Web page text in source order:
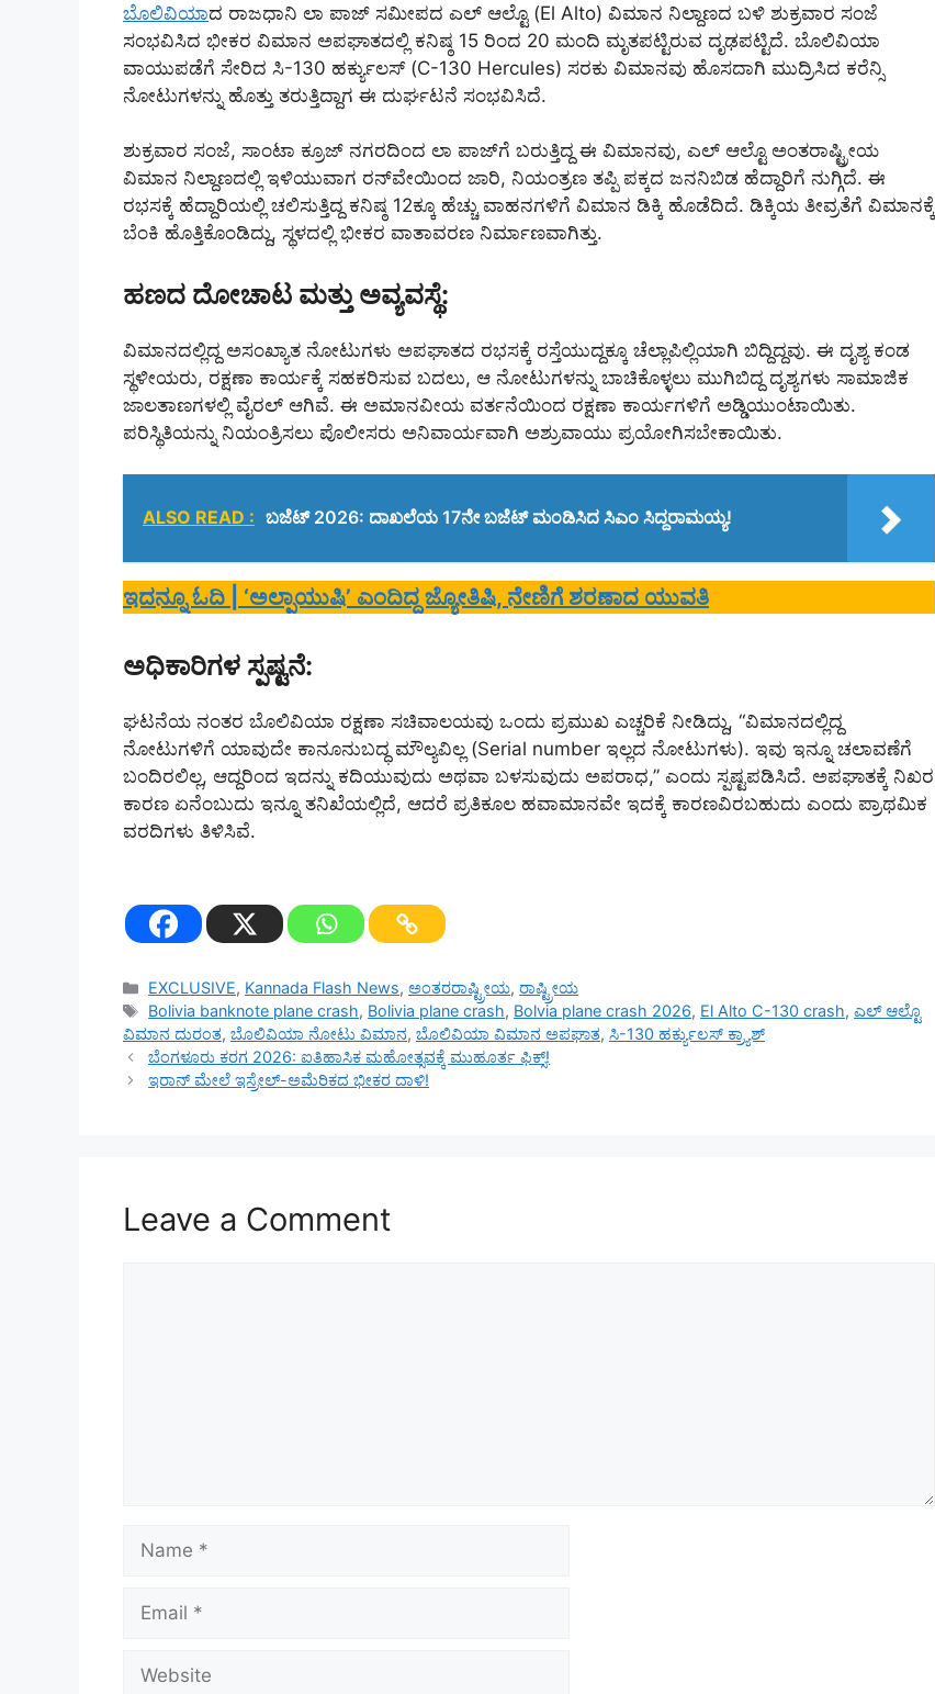
ಬೊಲಿವಿಯಾದ ರಾಜಧಾನಿ ಲಾ ಪಾಜ್ ಸಮೀಪದ ಎಲ್ ಆಲ್ಟೊ (El Alto) ವಿಮಾನ ನಿಲ್ದಾಣದ ಬಳಿ ಶುಕ್ರವಾರ ಸಂಜೆ
ಸಂಭವಿಸಿದ ಭೀಕರ ವಿಮಾನ ಅಪಘಾತದಲ್ಲಿ ಕನಿಷ್ಠ 15 ರಿಂದ 20 ಮಂದಿ ಮೃತಪಟ್ಟಿರುವ ದೃಢಪಟ್ಟಿದೆ. ಬೊಲಿವಿಯಾ
ವಾಯುಪಡೆಗೆ ಸೇರಿದ ಸಿ-130 ಹರ್ಕ್ಯುಲಸ್ (C-130 Hercules) ಸರಕು ವಿಮಾನವು ಹೊಸದಾಗಿ ಮುದ್ರಿಸಿದ ಕರೆನ್ಸಿ
ನೋಟುಗಳನ್ನು ಹೊತ್ತು ತರುತ್ತಿದ್ದಾಗ ಈ ದುರ್ಘಟನೆ ಸಂಭವಿಸಿದೆ.
ಶುಕ್ರವಾರ ಸಂಜೆ, ಸಾಂಟಾ ಕ್ರೂಜ್ ನಗರದಿಂದ ಲಾ ಪಾಜ್‌ಗೆ ಬರುತ್ತಿದ್ದ ಈ ವಿಮಾನವು, ಎಲ್ ಆಲ್ಟೊ ಅಂತರಾಷ್ಟ್ರೀಯ
ವಿಮಾನ ನಿಲ್ದಾಣದಲ್ಲಿ ಇಳಿಯುವಾಗ ರನ್‌ವೇಯಿಂದ ಜಾರಿ, ನಿಯಂತ್ರಣ ತಪ್ಪಿ ಪಕ್ಕದ ಜನನಿಬಿಡ ಹೆದ್ದಾರಿಗೆ ನುಗ್ಗಿದೆ. ಈ
ರಭಸಕ್ಕೆ ಹೆದ್ದಾರಿಯಲ್ಲಿ ಚಲಿಸುತ್ತಿದ್ದ ಕನಿಷ್ಠ 12ಕ್ಕೂ ಹೆಚ್ಚು ವಾಹನಗಳಿಗೆ ವಿಮಾನ ಡಿಕ್ಕಿ ಹೊಡೆದಿದೆ. ಡಿಕ್ಕಿಯ ತೀವ್ರತೆಗೆ ವಿಮಾನಕ್ಕೆ
ಬೆಂಕಿ ಹೊತ್ತಿಕೊಂಡಿದ್ದು, ಸ್ಥಳದಲ್ಲಿ ಭೀಕರ ವಾತಾವರಣ ನಿರ್ಮಾಣವಾಗಿತ್ತು.
ಹಣದ ದೋಚಾಟ ಮತ್ತು ಅವ್ಯವಸ್ಥೆ:
ವಿಮಾನದಲ್ಲಿದ್ದ ಅಸಂಖ್ಯಾತ ನೋಟುಗಳು ಅಪಘಾತದ ರಭಸಕ್ಕೆ ರಸ್ತೆಯುದ್ದಕ್ಕೂ ಚೆಲ್ಲಾಪಿಲ್ಲಿಯಾಗಿ ಬಿದ್ದಿದ್ದವು. ಈ ದೃಶ್ಯ ಕಂಡ
ಸ್ಥಳೀಯರು, ರಕ್ಷಣಾ ಕಾರ್ಯಕ್ಕೆ ಸಹಕರಿಸುವ ಬದಲು, ಆ ನೋಟುಗಳನ್ನು ಬಾಚಿಕೊಳ್ಳಲು ಮುಗಿಬಿದ್ದ ದೃಶ್ಯಗಳು ಸಾಮಾಜಿಕ
ಜಾಲತಾಣಗಳಲ್ಲಿ ವೈರಲ್ ಆಗಿವೆ. ಈ ಅಮಾನವೀಯ ವರ್ತನೆಯಿಂದ ರಕ್ಷಣಾ ಕಾರ್ಯಗಳಿಗೆ ಅಡ್ಡಿಯುಂಟಾಯಿತು.
ಪರಿಸ್ಥಿತಿಯನ್ನು ನಿಯಂತ್ರಿಸಲು ಪೊಲೀಸರು ಅನಿವಾರ್ಯವಾಗಿ ಅಶ್ರುವಾಯು ಪ್ರಯೋಗಿಸಬೇಕಾಯಿತು.
ALSO READ : ಬಜೆಟ್ 2026: ದಾಖಲೆಯ 17ನೇ ಬಜೆಟ್ ಮಂಡಿಸಿದ ಸಿಎಂ ಸಿದ್ದರಾಮಯ್ಯ!
ಇದನ್ನೂ ಓದಿ | ‘ಅಲ್ಪಾಯುಷಿ’ ಎಂದಿದ್ದ ಜ್ಯೋತಿಷಿ, ನೇಣಿಗೆ ಶರಣಾದ ಯುವತಿ
ಅಧಿಕಾರಿಗಳ ಸ್ಪಷ್ಟನೆ:
ಘಟನೆಯ ನಂತರ ಬೊಲಿವಿಯಾ ರಕ್ಷಣಾ ಸಚಿವಾಲಯವು ಒಂದು ಪ್ರಮುಖ ಎಚ್ಚರಿಕೆ ನೀಡಿದ್ದು, “ವಿಮಾನದಲ್ಲಿದ್ದ
ನೋಟುಗಳಿಗೆ ಯಾವುದೇ ಕಾನೂನುಬದ್ಧ ಮೌಲ್ಯವಿಲ್ಲ (Serial number ಇಲ್ಲದ ನೋಟುಗಳು). ಇವು ಇನ್ನೂ ಚಲಾವಣೆಗೆ
ಬಂದಿರಲಿಲ್ಲ, ಆದ್ದರಿಂದ ಇದನ್ನು ಕದಿಯುವುದು ಅಥವಾ ಬಳಸುವುದು ಅಪರಾಧ,” ಎಂದು ಸ್ಪಷ್ಟಪಡಿಸಿದೆ. ಅಪಘಾತಕ್ಕೆ ನಿಖರ
ಕಾರಣ ಏನೆಂಬುದು ಇನ್ನೂ ತನಿಖೆಯಲ್ಲಿದೆ, ಆದರೆ ಪ್ರತಿಕೂಲ ಹವಾಮಾನವೇ ಇದಕ್ಕೆ ಕಾರಣವಿರಬಹುದು ಎಂದು ಪ್ರಾಥಮಿಕ
ವರದಿಗಳು ತಿಳಿಸಿವೆ.
Categories
EXCLUSIVE, Kannada Flash News,ಅಂತರರಾಷ್ಟ್ರೀಯ,ರಾಷ್ಟ್ರೀಯ
Tags
Bolivia banknote plane crash, Bolivia plane crash, Bolvia plane crash 2026, El Alto C-130 crash,ಎಲ್ ಆಲ್ಟೊ
ವಿಮಾನ ದುರಂತ, ಬೊಲಿವಿಯಾ ನೋಟು ವಿಮಾನ, ಬೊಲಿವಿಯಾ ವಿಮಾನ ಅಪಘಾತ, ಸಿ-130 ಹರ್ಕ್ಯುಲಸ್ ಕ್ರ್ಯಾಶ್
ಬೆಂಗಳೂರು ಕರಗ 2026: ಐತಿಹಾಸಿಕ ಮಹೋತ್ಸವಕ್ಕೆ ಮುಹೂರ್ತ ಫಿಕ್ಸ್!
ಇರಾನ್ ಮೇಲೆ ಇಸ್ರೇಲ್-ಅಮೆರಿಕದ ಭೀಕರ ದಾಳಿ!
Leave a Comment
Name
Email
Website